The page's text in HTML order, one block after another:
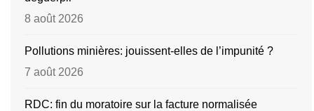
8 août 2026
Pollutions minières: jouissent-elles de l’impunité ?
7 août 2026
RDC: fin du moratoire sur la facture normalisée